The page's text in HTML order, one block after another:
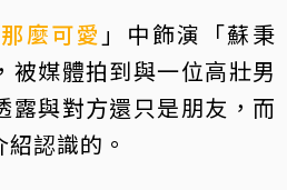
麼可愛 」中飾演「蘇秉
，被媒體拍到與一位高壯男
露與對方還只是朋友，而
紹認識的。